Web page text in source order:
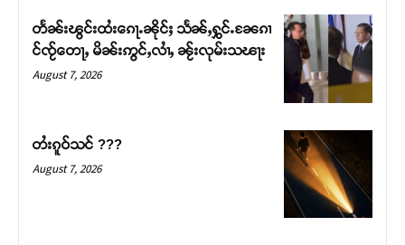
တ်ႇ တူဝ်ႈလုမ်ႈၾႃႉၼၼ်ႉ ၶဝ်ႈႁူမ်ႈၵမ်ႉထႅမ် ၸုမ်းၶၢ
ဝ်ႇၽူႈတွႆႇႁွၵ်ႈ လႆႈယူႇၶႃႈဢေႃႈ။
တႅၼ်းၽွင်းထႆးၵေႃႉၼိုင်ႈ သႅၼ်ႇႁွင်ႉၼႄၵၢ
င်ၸႂ်တေႃႇ မိၼ်းဢွင်ႇလၢႆႇ ၼႂ်းလုမ်းသၽႃး
August 7, 2026
တႆးၵူဝ်သင် ???
August 7, 2026